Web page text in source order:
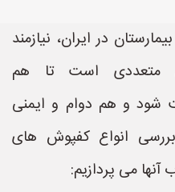
در ایران، نیازمند
متعددی است تا هم
شود و هم دوام و ایمنی
انواع کفپوش های
می پردازیم: